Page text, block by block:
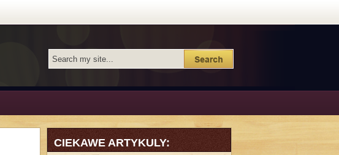
CIEKAWE ARTYKULY: